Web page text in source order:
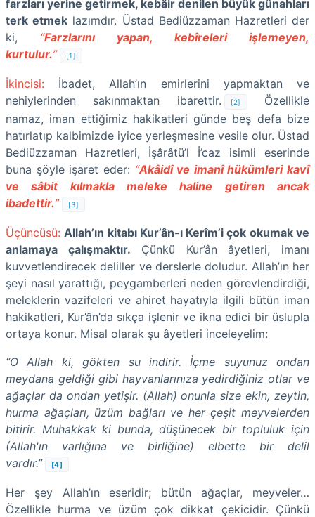
farzları yerine getirmek, kebâir denilen büyük günahları
terk etmek lazımdır. Üstad Bediüzzaman Hazretleri der
ki, “Farzlarını yapan, kebîreleri işlemeyen,
kurtulur.” [1]
İkincisi: İbadet, Allah’ın emirlerini yapmaktan ve
nehiylerinden sakınmaktan ibarettir.
[2]
Özellikle
namaz, iman ettiğimiz hakikatleri günde beş defa bize
hatırlatıp kalbimizde iyice yerleşmesine vesile olur. Üstad
Bediüzzaman Hazretleri, İşârâtü’l İ’caz isimli eserinde
buna şöyle işaret eder: “Akâidî ve imanî hükümleri kavî
ve sâbit kılmakla meleke haline getiren ancak
ibadettir.” [3]
Üçüncüsü: Allah’ın kitabı Kur’ân-ı Kerîm’i çok okumak ve
anlamaya çalışmaktır. Çünkü Kur’ân âyetleri, imanı
kuvvetlendirecek deliller ve derslerle doludur. Allah’ın her
şeyi nasıl yarattığı, peygamberleri neden görevlendirdiği,
meleklerin vazifeleri ve ahiret hayatıyla ilgili bütün iman
hakikatleri, Kur’ân’da sıkça işlenir ve ikna edici bir üslupla
ortaya konur. Misal olarak şu âyetleri inceleyelim:
“O Allah ki, gökten su indirir. İçme suyunuz ondan
meydana geldiği gibi hayvanlarınıza yedirdiğiniz otlar ve
ağaçlar da ondan yetişir. (Allah) onunla size ekin, zeytin,
hurma ağaçları, üzüm bağları ve her çeşit meyvelerden
bitirir. Muhakkak ki bunda, düşünecek bir topluluk için
(Allah'ın varlığına ve birliğine) elbette bir delil
vardır.”
[4]
Her şey Allah’ın eseridir; bütün ağaçlar, meyveler…
Özellikle hurma ve üzüm çok dikkat çekicidir. Çünkü